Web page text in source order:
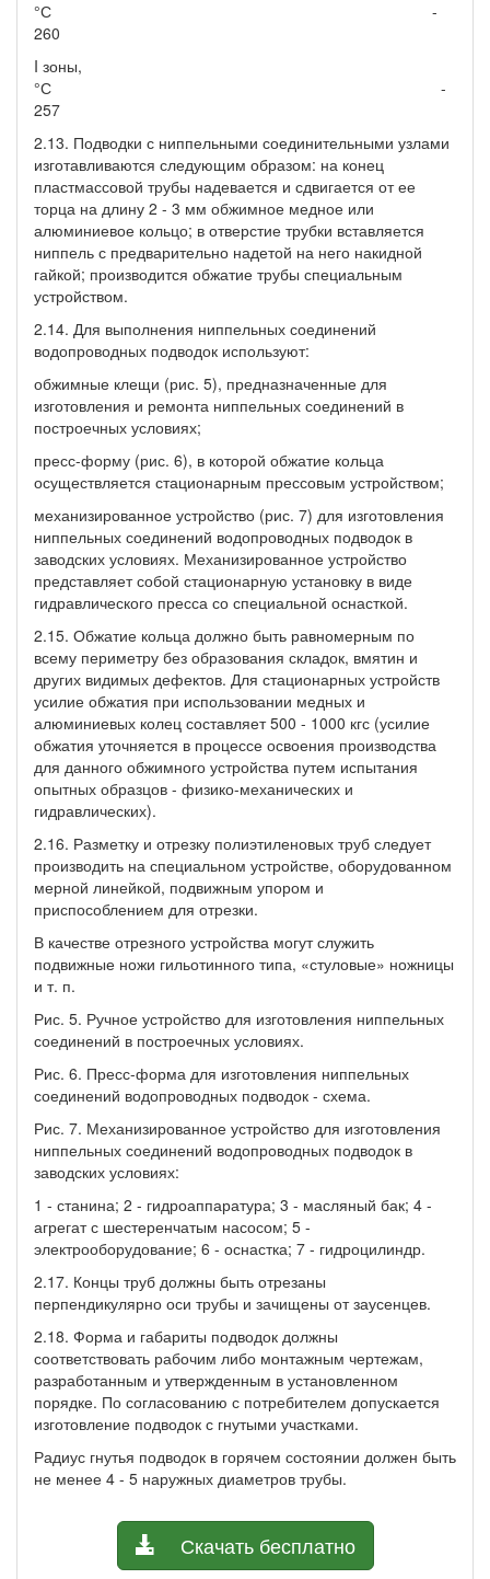
°С -
260
I зоны,
°С -
257
2.13. Подводки с ниппельными соединительными узлами
изготавливаются следующим образом: на конец
пластмассовой трубы надевается и сдвигается от ее
торца на длину 2 - 3 мм обжимное медное или
алюминиевое кольцо; в отверстие трубки вставляется
ниппель с предварительно надетой на него накидной
гайкой; производится обжатие трубы специальным
устройством.
2.14. Для выполнения ниппельных соединений
водопроводных подводок используют:
обжимные клещи (рис. 5), предназначенные для
изготовления и ремонта ниппельных соединений в
построечных условиях;
пресс-форму (рис. 6), в которой обжатие кольца
осуществляется стационарным прессовым устройством;
механизированное устройство (рис. 7) для изготовления
ниппельных соединений водопроводных подводок в
заводских условиях. Механизированное устройство
представляет собой стационарную установку в виде
гидравлического пресса со специальной оснасткой.
2.15. Обжатие кольца должно быть равномерным по
всему периметру без образования складок, вмятин и
других видимых дефектов. Для стационарных устройств
усилие обжатия при использовании медных и
алюминиевых колец составляет 500 - 1000 кгс (усилие
обжатия уточняется в процессе освоения производства
для данного обжимного устройства путем испытания
опытных образцов - физико-механических и
гидравлических).
2.16. Разметку и отрезку полиэтиленовых труб следует
производить на специальном устройстве, оборудованном
мерной линейкой, подвижным упором и
приспособлением для отрезки.
В качестве отрезного устройства могут служить
подвижные ножи гильотинного типа, «стуловые» ножницы
и т. п.
Рис. 5. Ручное устройство для изготовления ниппельных
соединений в построечных условиях.
Рис. 6. Пресс-форма для изготовления ниппельных
соединений водопроводных подводок - схема.
Рис. 7. Механизированное устройство для изготовления
ниппельных соединений водопроводных подводок в
заводских условиях:
1 - станина; 2 - гидроаппаратура; 3 - масляный бак; 4 -
агрегат с шестеренчатым насосом; 5 -
электрооборудование; 6 - оснастка; 7 - гидроцилиндр.
2.17. Концы труб должны быть отрезаны
перпендикулярно оси трубы и зачищены от заусенцев.
2.18. Форма и габариты подводок должны
соответствовать рабочим либо монтажным чертежам,
разработанным и утвержденным в установленном
порядке. По согласованию с потребителем допускается
изготовление подводок с гнутыми участками.
Радиус гнутья подводок в горячем состоянии должен быть
не менее 4 - 5 наружных диаметров трубы.
Скачать бесплатно